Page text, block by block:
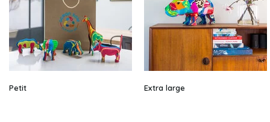
Petit Extra large